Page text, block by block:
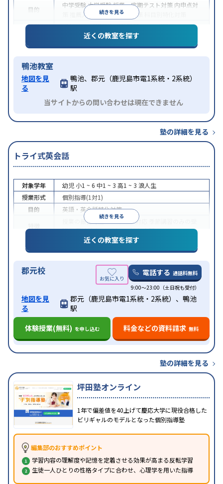
続きを見る
目的
中学受験大学受験授業・定期テスト対策 内申点対
推薦入試対策各種検定対策
特徴
1科目から受講可能季節講習のみの受講可
近くの教室を探す
鴨池教室
地図を見
る
鴨池、郡元（鹿児島市電1系統・2系統）
駅
当サイトからの問い合わせは現在できません
塾の詳細を見る
トライ式英会話
続きを見る
対象学年 幼児 小1 ~ 6 中1 ~ 3 高1 ~ 3 浪人生
授業形式
個別指導(1対1)
目的
英語・英会話特化対策
授業の振替可能オンライン対応
講可発達障害の子どもに対応自習室あり
近くの教室を探す
郡元校 電話する 通話料無料
9:00～23:00（土日祝も受付）
地図を見
る
郡元（鹿児島市電1系統・2系統）、鴨池
駅
体験授業(無料) を申し込む 料金などの資料請求 無料
塾の詳細を見る
坪田塾オンライン
1年で偏差値を40上げて慶応大学に現役合格した
ビリギャルのモデルとなった個別指導塾
編集部のおすすめポイント
学習内容の理解度や記憶を定着させる効果が高まる反転学習
生徒一人ひとりの性格タイプに合わせ、心理学を用いた指導